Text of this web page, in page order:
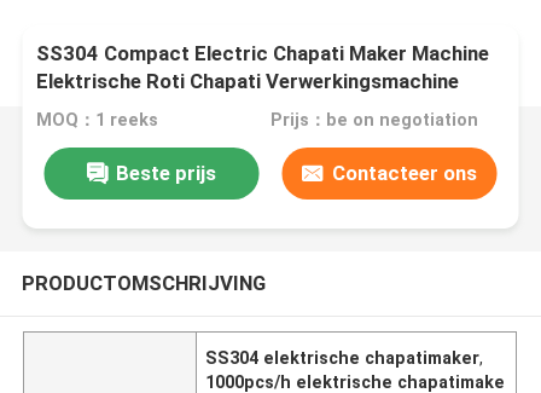
SS304 Compact Electric Chapati Maker Machine
Elektrische Roti Chapati Verwerkingsmachine
MOQ：1 reeks Prijs：be on negotiation
Beste prijs Contacteer ons
PRODUCTOMSCHRIJVING
SS304 elektrische chapatimaker,
1000pcs/h elektrische chapatimake